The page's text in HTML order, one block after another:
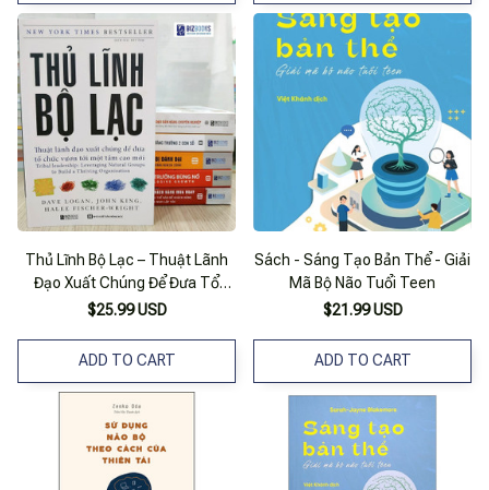
Thủ Lĩnh Bộ Lạc – Thuật Lãnh
Đạo Xuất Chúng Để Đưa Tổ
Chức Vươn Tới Một Tầm Cao
$25.99 USD
ADD TO CART
Sách - Sáng Tạo Bản Thể - Giải
Mã Bộ Não Tuổi Teen
$21.99 USD
ADD TO CART